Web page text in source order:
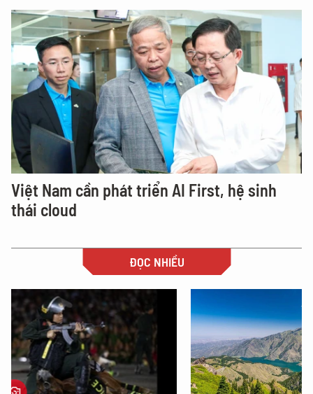
Việt Nam cần phát triển AI First, hệ sinh
thái cloud
ĐỌC NHIỀU